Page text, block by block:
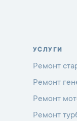
УСЛУГИ
Ремонт
Ремонт
Ремонт
Ремонт